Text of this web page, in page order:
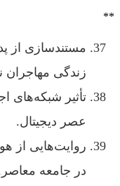
**
مستندسازی از
زندگی
تأثیر شبکه‌های
عصر دیجیتال.
روایت‌هایی از
در جامعه